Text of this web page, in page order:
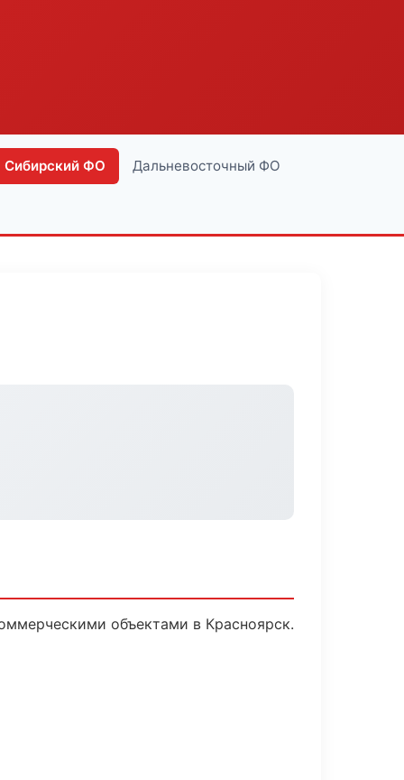
Сибирский ФО Дальневосточный ФО
объектами в Красноярск.